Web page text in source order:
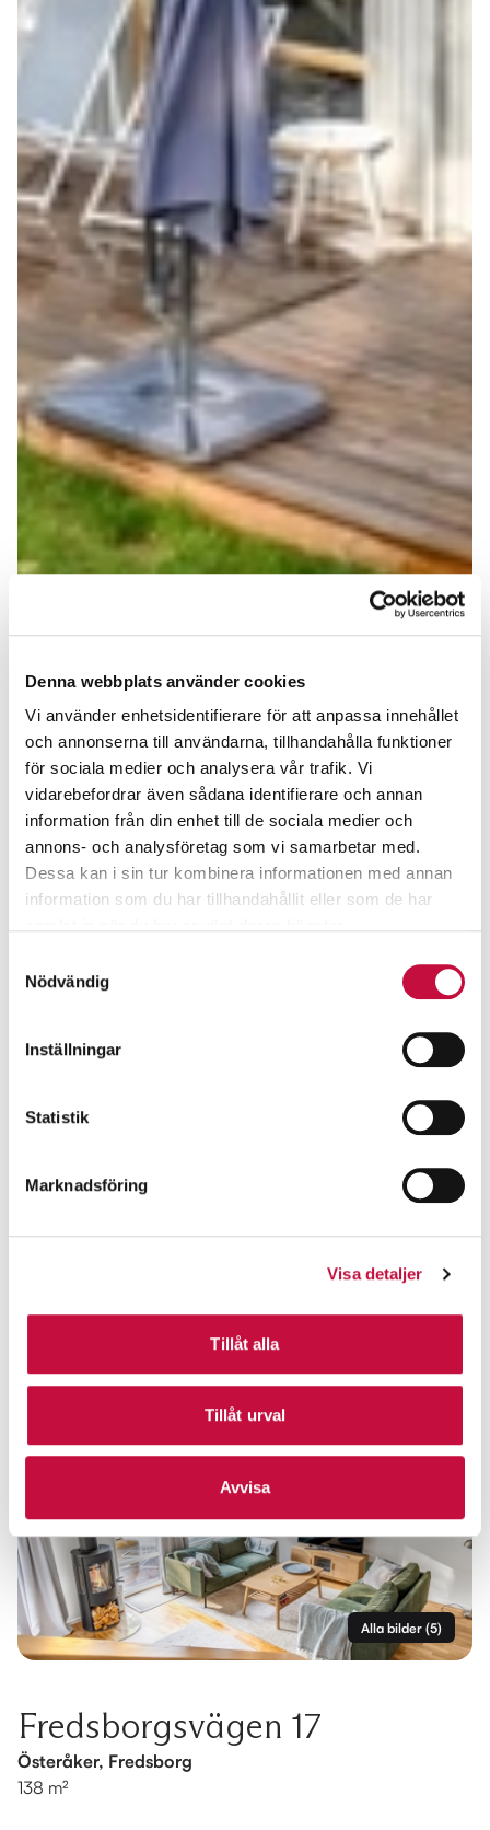
Denna webbplats använder cookies
Vi använder enhetsidentifierare för att anpassa innehållet
och annonserna till användarna, tillhandahålla funktioner
för sociala medier och analysera vår trafik. Vi
vidarebefordrar även sådana identifierare och annan
information från din enhet till de sociala medier och
annons- och analysföretag som vi samarbetar med.
Dessa kan i sin tur kombinera informationen med annan
information som du har tillhandahållit eller som de har
Nödvändig
Inställningar
Statistik
Marknadsföring
Visa detaljer
Tillåt alla
Tillåt urval
Avvisa
Alla bilder (5)
Fredsborgsvägen 17
Österåker, Fredsborg
138 m²